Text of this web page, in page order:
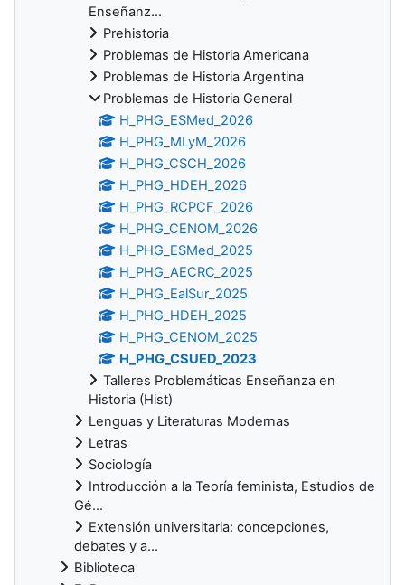
Enseñanz...
Prehistoria
Problemas de Historia Americana
Problemas de Historia Argentina
Problemas de Historia General
H_PHG_ESMed_2026
H_PHG_MLyM_2026
H_PHG_CSCH_2026
H_PHG_HDEH_2026
H_PHG_RCPCF_2026
H_PHG_CENOM_2026
H_PHG_ESMed_2025
H_PHG_AECRC_2025
H_PHG_EalSur_2025
H_PHG_HDEH_2025
H_PHG_CENOM_2025
H_PHG_CSUED_2023
Talleres Problemáticas Enseñanza en
Historia (Hist)
Lenguas y Literaturas Modernas
Letras
Sociología
Introducción a la Teoría feminista, Estudios de
Gé...
Extensión universitaria: concepciones,
debates y a...
Biblioteca